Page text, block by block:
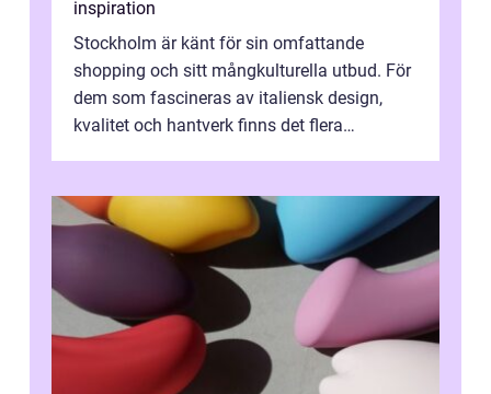
inspiration
Stockholm är känt för sin omfattande
shopping och sitt mångkulturella utbud. För
dem som fascineras av italiensk design,
kvalitet och hantverk finns det flera